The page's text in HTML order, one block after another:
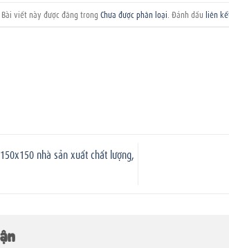
Bài viết này được đăng trongChưa được phân loại . Đánh dấuliên
nhà sản xuất chất lượng,